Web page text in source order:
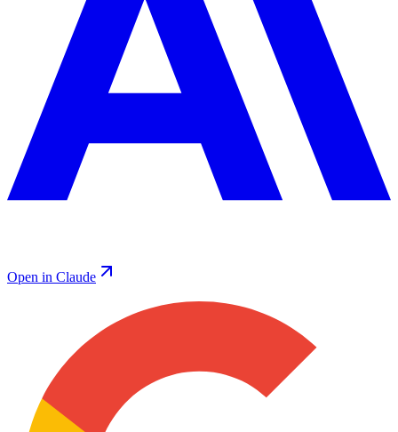
Open in Claude